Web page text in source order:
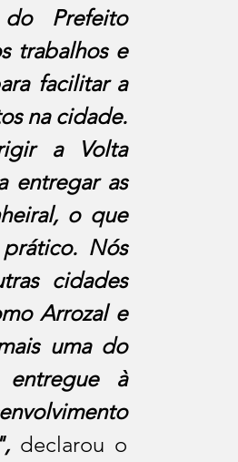
Prefeito
trabalhos e
facilitar a
na cidade.
a Volta
entregar as
o que
Nós
cidades
Arrozal e
uma do
entregue à
declarou o